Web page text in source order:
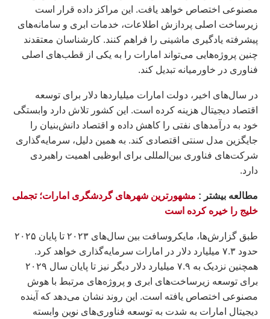
مصنوعی اختصاص خواهد یافت. این مراکز داده قرار است
زیرساخت اصلی پردازش اطلاعات، خدمات ابری و سامانه‌های
پیشرفته یادگیری ماشینی را فراهم کنند. کارشناسان معتقدند
چنین پروژه‌هایی می‌تواند امارات را به یکی از قطب‌های اصلی
فناوری در خاورمیانه تبدیل کند.
در سال‌های اخیر، دولت امارات میلیاردها دلار برای توسعه
اقتصاد دیجیتال هزینه کرده است. این کشور تلاش دارد وابستگی
خود به درآمدهای نفتی را کاهش داده و اقتصاد دانش‌بنیان را
جایگزین مدل سنتی اقتصادی کند. به همین دلیل، سرمایه‌گذاری
شرکت‌های فناوری بین‌المللی برای ابوظبی اهمیت راهبردی
دارد.
مطالعه بيشتر : مشهورترین شهرهای گردشگری امارات؛ تجملی
خلیج را خیره کرده است
طبق گزارش‌ها، مایکروسافت بین سال‌های ۲۰۲۳ تا پایان ۲۰۲۵
حدود ۷.۳ میلیارد دلار در امارات سرمایه‌گذاری خواهد کرد.
همچنین نزدیک به ۷.۹ میلیارد دلار دیگر نیز تا پایان سال ۲۰۲۹
برای توسعه زیرساخت‌های ابری و پروژه‌های مرتبط با هوش
مصنوعی اختصاص یافته است. این روند نشان می‌دهد که آینده
دیجیتال امارات به شدت به توسعه فناوری‌های نوین وابسته